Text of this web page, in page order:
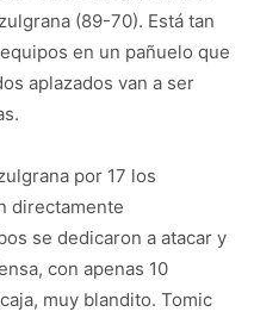
(89-70). Está tan
en un pañuelo que
aplazados van a ser
por 17 los
directamente
se dedicaron a atacar y
con apenas 10
muy blandito. Tomic